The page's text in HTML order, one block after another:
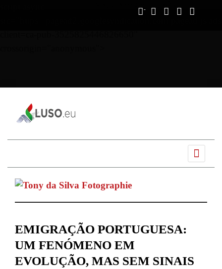
EMIGRAÇÃO PORTUGUESA:
UM FENÓMENO EM
EVOLUÇÃO, MAS SEM SINAIS